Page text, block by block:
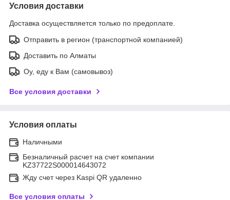
Условия доставки
Доставка осуществляется только по предоплате.
Отправить в регион (транспортной компанией)
Доставить по Алматы
Оу, еду к Вам (самовывоз)
Все условия доставки
Условия оплаты
Наличными
Безналичный расчет на счет компании
KZ37722S000014643072
Жду счет через Kaspi QR удаленно
Все условия оплаты